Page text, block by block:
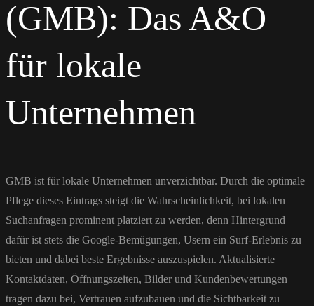
(GMB): Das A&O
für lokale
Unternehmen
GMB ist für lokale Unternehmen unverzichtbar. Durch die optimale
Pflege dieses Eintrags steigt die Wahrscheinlichkeit, bei lokalen
Suchanfragen prominent platziert zu werden, denn Hintergrund
dafür ist stets die Google-Bemügungen, Usern ein Surf-Erlebnis zu
bieten und dabei beste Ergebnisse auszuspielen. Aktualisierte
Kontaktdaten, Öffnungszeiten, Bilder und Kundenbewertungen
tragen dazu bei, Vertrauen aufzubauen und die Sichtbarkeit zu